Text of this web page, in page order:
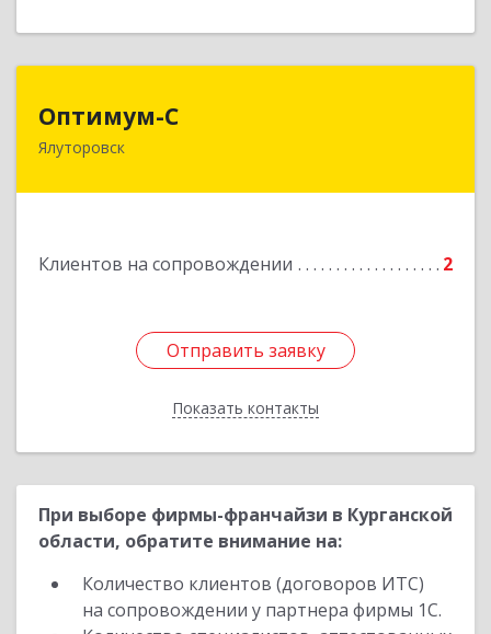
Оптимум-С
Ялуторовск
Клиентов на сопровождении 2
Отправить заявку
Показать контакты
Отправить заявку
Назад
При выборе фирмы-франчайзи в Курганской
области, обратите внимание на:
Количество клиентов (договоров ИТС)
на сопровождении у партнера фирмы 1С.